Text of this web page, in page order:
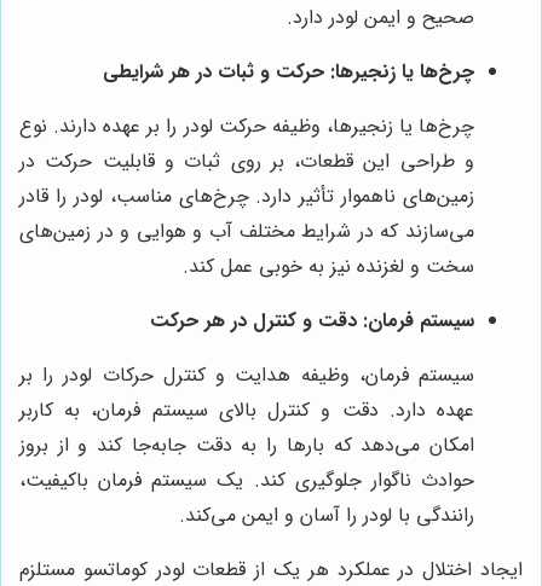
صحیح و ایمن لودر دارد.
چرخ‌ها یا زنجیرها: حرکت و ثبات در هر شرایطی
چرخ‌ها یا زنجیرها، وظیفه حرکت لودر را بر عهده دارند. نوع
و طراحی این قطعات، بر روی ثبات و قابلیت حرکت در
زمین‌های ناهموار تأثیر دارد. چرخ‌های مناسب، لودر را قادر
می‌سازند که در شرایط مختلف آب و هوایی و در زمین‌های
سخت و لغزنده نیز به خوبی عمل کند.
سیستم فرمان: دقت و کنترل در هر حرکت
سیستم فرمان، وظیفه هدایت و کنترل حرکات لودر را بر
عهده دارد. دقت و کنترل بالای سیستم فرمان، به کاربر
امکان می‌دهد که بارها را به دقت جابه‌جا کند و از بروز
حوادث ناگوار جلوگیری کند. یک سیستم فرمان باکیفیت،
رانندگی با لودر را آسان و ایمن می‌کند.
ایجاد اختلال در عملکرد هر یک از قطعات لودر کوماتسو مستلزم